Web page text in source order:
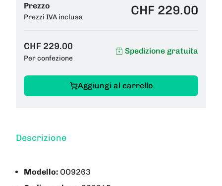
Prezzo
Prezzi IVA inclusa CHF 229.00
CHF 229.00
Per confezione
Spedizione gratuita
Aggiungi al carrello
Descrizione
Modello: OO9263